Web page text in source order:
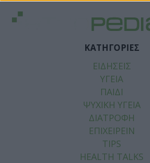
ΚΑΤΗΓΟΡΙΕΣ
ΕΙΔΗΣΕΙΣ
ΥΓΕΙΑ
ΠΑΙΔΙ
ΨΥΧΙΚΗ ΥΓΕΙΑ
ΔΙΑΤΡΟΦΗ
ΕΠΙΧΕΙΡΕΙΝ
TIPS
HEALTH TALKS